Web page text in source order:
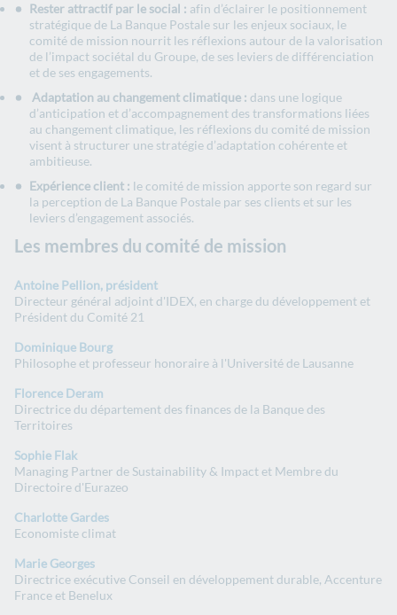
Rester attractif par le social : afin d’éclairer le positionnement
stratégique de La Banque Postale sur les enjeux sociaux, le
comité de mission nourrit les réflexions autour de la valorisation
de l’impact sociétal du Groupe, de ses leviers de différenciation
et de ses engagements.
Adaptation au changement climatique : dans une logique
d’anticipation et d’accompagnement des transformations liées
au changement climatique, les réflexions du comité de mission
visent à structurer une stratégie d’adaptation cohérente et
ambitieuse.
Expérience client : le comité de mission apporte son regard sur
la perception de La Banque Postale par ses clients et sur les
leviers d’engagement associés.
Les membres du comité de mission
Antoine Pellion, président
Directeur général adjoint d'IDEX, en charge du développement et
Président du Comité 21
Dominique Bourg
Philosophe et professeur honoraire à l'Université de Lausanne
Florence Deram
Directrice du département des finances de la Banque des
Territoires
Sophie Flak
Managing Partner de Sustainability & Impact et Membre du
Directoire d'Eurazeo​
Charlotte Gardes
Economiste climat
Marie Georges
Directrice exécutive Conseil en développement durable, Accenture
France et Benelux